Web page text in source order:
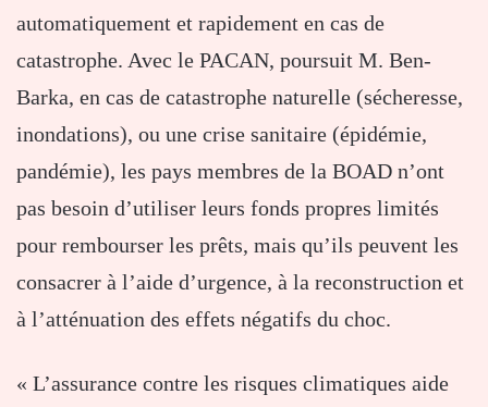
automatiquement et rapidement en cas de
catastrophe. Avec le PACAN, poursuit M. Ben-
Barka, en cas de catastrophe naturelle (sécheresse,
inondations), ou une crise sanitaire (épidémie,
pandémie), les pays membres de la BOAD n’ont
pas besoin d’utiliser leurs fonds propres limités
pour rembourser les prêts, mais qu’ils peuvent les
consacrer à l’aide d’urgence, à la reconstruction et
à l’atténuation des effets négatifs du choc.
« L’assurance contre les risques climatiques aide